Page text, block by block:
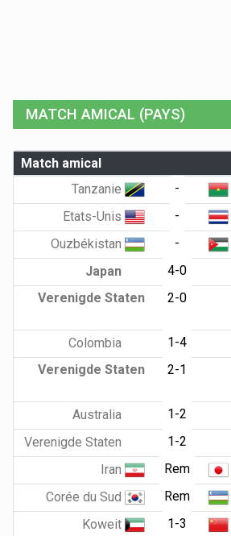
MATCH AMICAL (PAYS)
Match amical
Tanzanie
-
Etats-Unis
-
Ouzbékistan
-
Japan
4-0
Verenigde Staten
2-0
Colombia 1-4
Verenigde Staten
2-1
Australia 1-2
Verenigde Staten
1-2
Iran
Rem
Corée du Sud
Rem
Koweit
1-3